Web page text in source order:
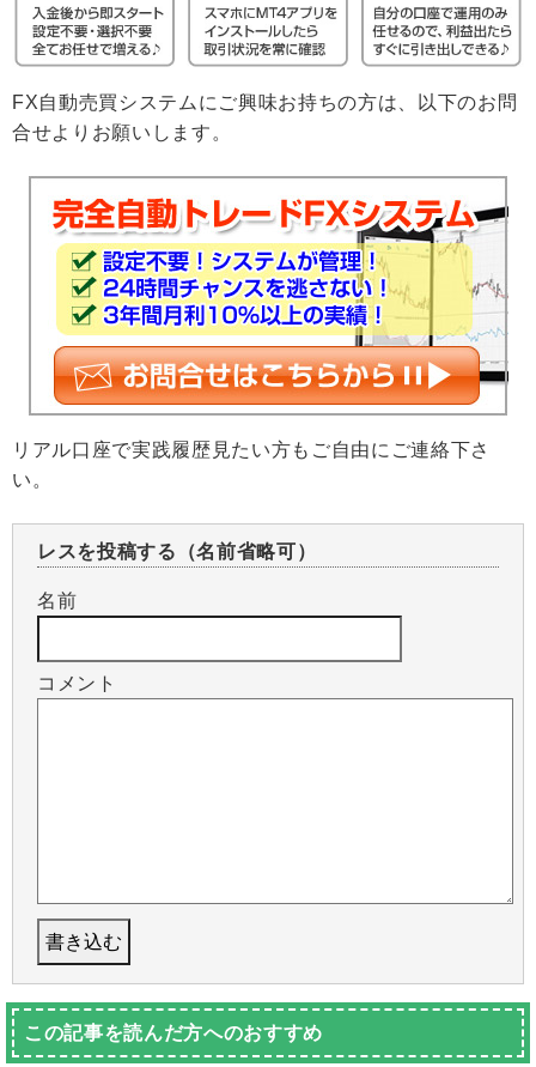
FX自動売買システムにご興味お持ちの方は、以下のお問
合せよりお願いします。
リアル口座で実践履歴見たい方もご自由にご連絡下さ
い。
レスを投稿する（名前省略可）
名前
コメント
この記事を読んだ方へのおすすめ